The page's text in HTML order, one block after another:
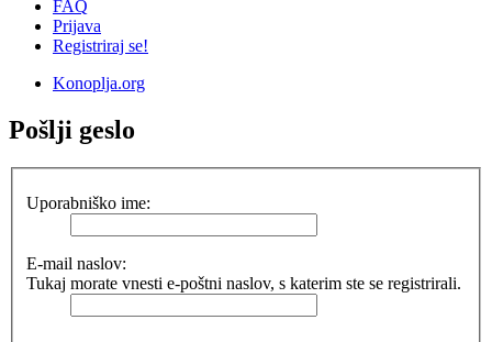
FAQ
Prijava
Registriraj se!
Konoplja.org
Pošlji geslo
Uporabniško ime:
E-mail naslov:
Tukaj morate vnesti e-poštni naslov, s katerim ste se registrirali.